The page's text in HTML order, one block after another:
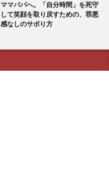
ママパパへ。「自分時間」を死守
して笑顔を取り戻すための、罪悪
感なしのサボり方